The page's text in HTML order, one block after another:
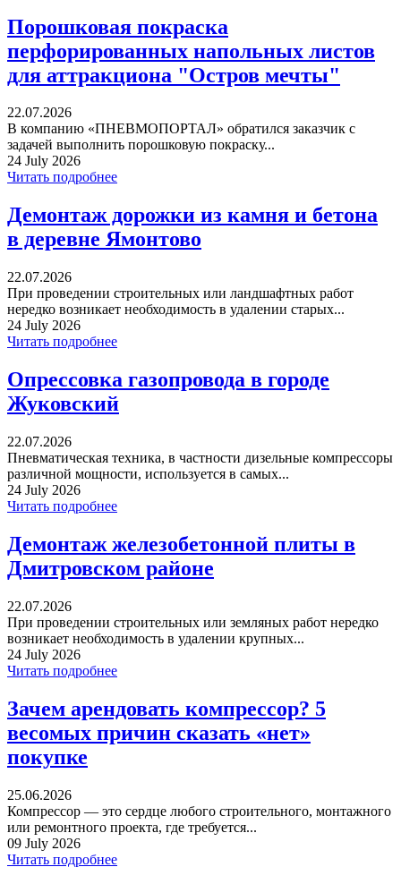
Порошковая покраска
перфорированных напольных листов
для аттракциона "Остров мечты"
22.07.2026
В компанию «ПНЕВМОПОРТАЛ» обратился заказчик с
задачей выполнить порошковую покраску...
24 July 2026
Читать подробнее
Демонтаж дорожки из камня и бетона
в деревне Ямонтово
22.07.2026
При проведении строительных или ландшафтных работ
нередко возникает необходимость в удалении старых...
24 July 2026
Читать подробнее
Опрессовка газопровода в городе
Жуковский
22.07.2026
Пневматическая техника, в частности дизельные компрессоры
различной мощности, используется в самых...
24 July 2026
Читать подробнее
Демонтаж железобетонной плиты в
Дмитровском районе
22.07.2026
При проведении строительных или земляных работ нередко
возникает необходимость в удалении крупных...
24 July 2026
Читать подробнее
Зачем арендовать компрессор? 5
весомых причин сказать «нет»
покупке
25.06.2026
Компрессор — это сердце любого строительного, монтажного
или ремонтного проекта, где требуется...
09 July 2026
Читать подробнее